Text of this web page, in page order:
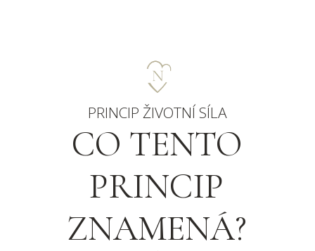
PRINCIP ŽIVOTNÍ SÍLA
CO TENTO
PRINCIP
ZNAMENÁ?